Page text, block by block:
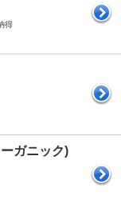
得
ガニック)